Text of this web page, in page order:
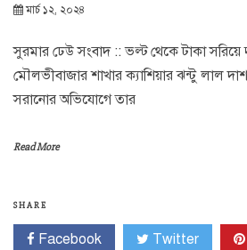
মার্চ ১২, ২০২৪
সুরমার ঢেউ সংবাদ :: ভল্ট থেকে টাকা
মৌলভীবাজার শাখার ক্যাশিয়ার ঝন্টু লাল
সরানোর অভিযোগে তার
Read More
SHARE
Facebook Twitter